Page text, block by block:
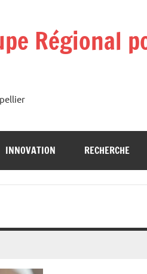
INNOVATION RECHERCHE